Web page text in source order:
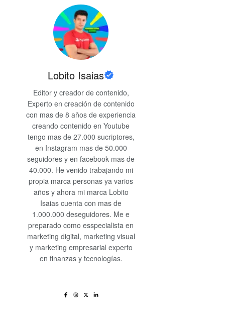
Lobito Isaias
Editor y creador de contenido,
Experto en creación de contenido
con mas de 8 años de experiencia
creando contenido en Youtube
tengo mas de 27.000 sucriptores,
en Instagram mas de 50.000
seguidores y en facebook mas de
40.000. He venido trabajando mi
propia marca personas ya varios
años y ahora mi marca Lobito
Isaias cuenta con mas de
1.000.000 deseguidores. Me e
preparado como esspecialista en
marketing digital, marketing visual
y marketing empresarial experto
en finanzas y tecnologías.